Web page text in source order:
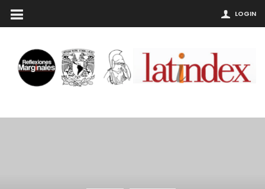
LOGIN